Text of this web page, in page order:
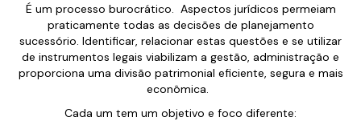
É um processo burocrático. Aspectos jurídicos permeiam
praticamente todas as decisões de planejamento
sucessório. Identificar, relacionar estas questões e se utilizar
de instrumentos legais viabilizam a gestão, administração e
proporciona uma divisão patrimonial eficiente, segura e mais
econômica.
Cada um tem um objetivo e foco diferente: